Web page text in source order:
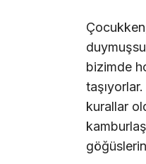
bizimde
kurallar